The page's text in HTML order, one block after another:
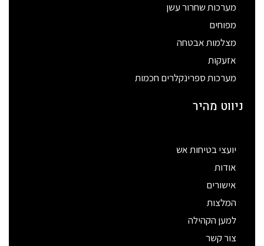
מערכות שחרור עשן
מפוחים
מצלמות אבטחה
אזעקות
מערכות ספרינקלרים חכמות
ניווט מהיר
יועצי בטיחות אש
אודות
אישורים
המלצות
למען הקהילה
צור קשר